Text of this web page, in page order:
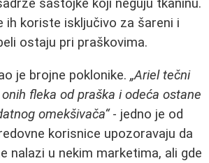
sastojke koji neguju tkaninu.
ih koriste isključivo za šareni i
ostaju pri praškovima.
je brojne poklonike. „Ariel tečni
fleka od praška i odeća ostane
omekšivača“- jedno je od
korisnice upozoravaju da
nalazi u nekim marketima, ali gde